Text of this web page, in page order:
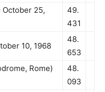
October 25,
49.
431
10, 1968
48.
653
Rome)
48.
093